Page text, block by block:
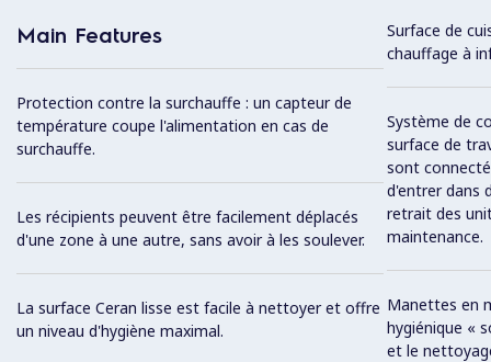
Main Features
Protection contre la surchauffe : un capteur de
température coupe l'alimentation en cas de
surchauffe.
Les récipients peuvent être facilement déplacés
d'une zone à une autre, sans avoir à les soulever.
La surface Ceran lisse est facile à nettoyer et offre
un niveau d'hygiène maximal.
Surface de
chauffage à
Système de
surface de
sont
d'entrer dans
retrait des
maintenance.
Manettes en
hygiénique «
et le